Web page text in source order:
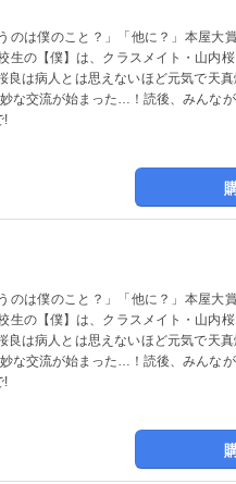
のは僕のこと？」「他に？」本屋大
生の【僕】は、クラスメイト・山内
良は病人とは思えないほど元気で天
な交流が始まった…！読後、みんな
!
のは僕のこと？」「他に？」本屋大
生の【僕】は、クラスメイト・山内
良は病人とは思えないほど元気で天
な交流が始まった…！読後、みんな
!